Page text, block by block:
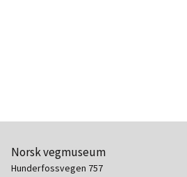
Norsk vegmuseum
Hunderfossvegen 757